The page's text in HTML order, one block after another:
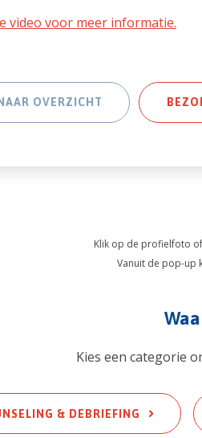
video voor meer informatie.
OVERZICHT
Klik op de profielfoto
Vanuit de pop-up
Kies een categorie
& DEBRIEFING